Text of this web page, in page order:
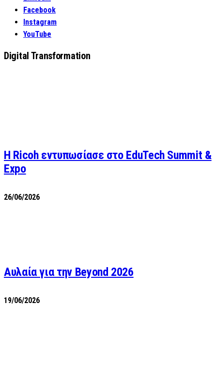
Facebook
Instagram
YouTube
Digital Transformation
Η Ricoh εντυπωσίασε στο EduTech Summit &
Expo
26/06/2026
Αυλαία για την Beyond 2026
19/06/2026